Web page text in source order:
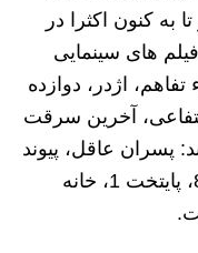
به کنون اکثرا در
های سینمایی
اژدر، دوازده
آخرين سرقت
پسران عاقل، پیوند
گنج، رانت خار کوچک، ساختمان 85، پایتخت 1، خانه